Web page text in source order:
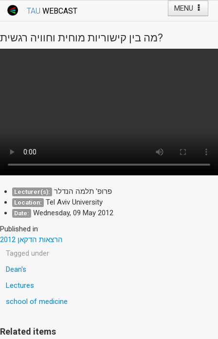
MENU
TAU WEBCAST
Webcast: Courses
Tel Aviv University
מה בין קישוריות מוחית וחוויה רגשית?
Lecturer(s): פרופ' תלמה הנדלר
Location: Tel Aviv University
Date: Wednesday, 09 May 2012
Published in
הרצאות הדקאן 2012
Tagged under
Dean's
Lectures
school of medicine
Related items